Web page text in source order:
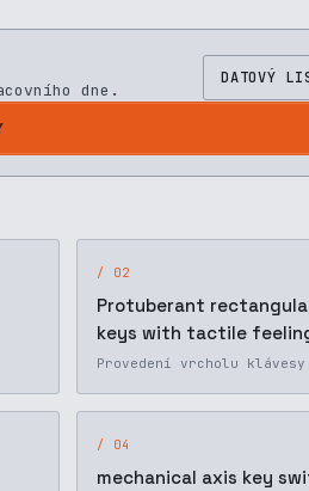
dne.
DATOVÝ
/ 02
Protuberant
keys with tactile
Provedení vrcholu klávesy
/ 04
mechanical axis key